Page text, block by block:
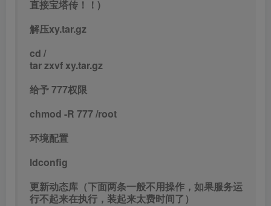
直接宝塔传！！)
解压xy.tar.gz
cd /
tar zxvf xy.tar.gz
给予 777权限
chmod -R 777 /root
环境配置
ldconfig
更新动态库（下面两条一般不用操作，如果服务运
行不起来在执行，装起来太费时间了）